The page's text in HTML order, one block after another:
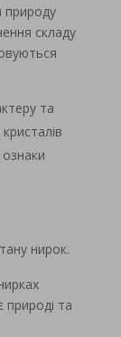
складу
та
ознаки
нирок.
природі та